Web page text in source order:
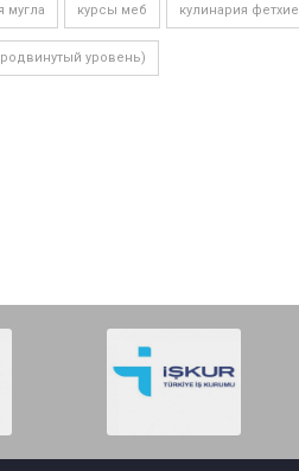
мугла курсы меб кулинария фетхие
уровень)